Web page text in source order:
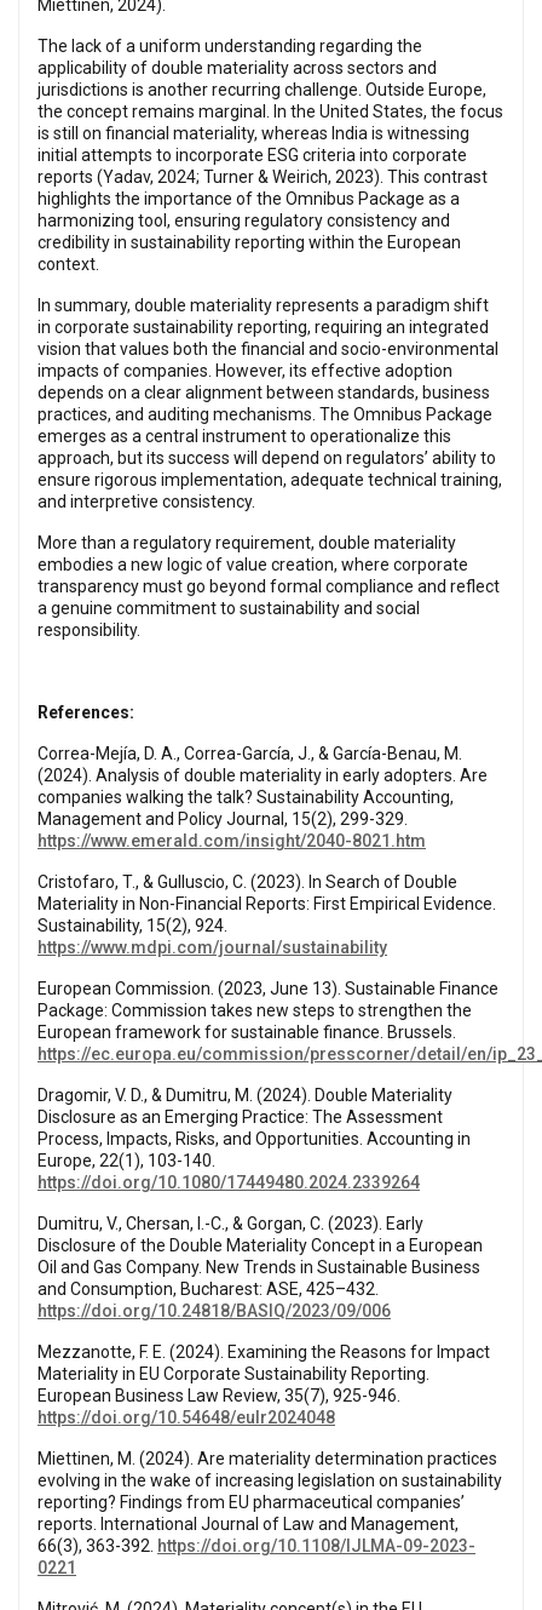
Miettinen, 2024).
The lack of a uniform understanding regarding the
applicability of double materiality across sectors and
jurisdictions is another recurring challenge. Outside Europe,
the concept remains marginal. In the United States, the focus
is still on financial materiality, whereas India is witnessing
initial attempts to incorporate ESG criteria into corporate
reports (Yadav, 2024; Turner & Weirich, 2023). This contrast
highlights the importance of the Omnibus Package as a
harmonizing tool, ensuring regulatory consistency and
credibility in sustainability reporting within the European
context.
In summary, double materiality represents a paradigm shift
in corporate sustainability reporting, requiring an integrated
vision that values both the financial and socio-environmental
impacts of companies. However, its effective adoption
depends on a clear alignment between standards, business
practices, and auditing mechanisms. The Omnibus Package
emerges as a central instrument to operationalize this
approach, but its success will depend on regulators’ ability to
ensure rigorous implementation, adequate technical training,
and interpretive consistency.
More than a regulatory requirement, double materiality
embodies a new logic of value creation, where corporate
transparency must go beyond formal compliance and reflect
a genuine commitment to sustainability and social
responsibility.
References:
Correa-Mejía, D. A., Correa-García, J., & García-Benau, M.
(2024). Analysis of double materiality in early adopters. Are
companies walking the talk? Sustainability Accounting,
Management and Policy Journal, 15(2), 299-329.
https://www.emerald.com/insight/2040-8021.htm
Cristofaro, T., & Gulluscio, C. (2023). In Search of Double
Materiality in Non-Financial Reports: First Empirical Evidence.
Sustainability, 15(2), 924.
https://www.mdpi.com/journal/sustainability
European Commission. (2023, June 13). Sustainable Finance
Package: Commission takes new steps to strengthen the
European framework for sustainable finance. Brussels.
https://ec.europa.eu/commission/presscorner/detail/en/
Dragomir, V. D., & Dumitru, M. (2024). Double Materiality
Disclosure as an Emerging Practice: The Assessment
Process, Impacts, Risks, and Opportunities. Accounting in
Europe, 22(1), 103-140.
https://doi.org/10.1080/17449480.2024.2339264
Dumitru, V., Chersan, I.-C., & Gorgan, C. (2023). Early
Disclosure of the Double Materiality Concept in a European
Oil and Gas Company. New Trends in Sustainable Business
and Consumption, Bucharest: ASE, 425–432.
https://doi.org/10.24818/BASIQ/2023/09/006
Mezzanotte, F. E. (2024). Examining the Reasons for Impact
Materiality in EU Corporate Sustainability Reporting.
European Business Law Review, 35(7), 925-946.
https://doi.org/10.54648/eulr2024048
Miettinen, M. (2024). Are materiality determination practices
evolving in the wake of increasing legislation on sustainability
reporting? Findings from EU pharmaceutical companies’
reports. International Journal of Law and Management,
66(3), 363-392. https://doi.org/10.1108/IJLMA-09-2023-
0221